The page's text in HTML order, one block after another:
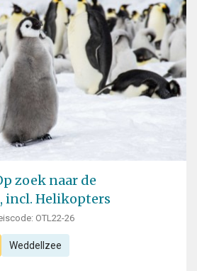
zoek naar de
incl. Helikopters
OTL22-26
Weddellzee